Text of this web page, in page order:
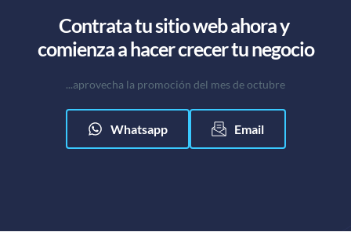
Contrata tu sitio web ahora y
comienza a hacer crecer tu negocio
...aprovecha la promoción del mes de octubre
Whatsapp Email